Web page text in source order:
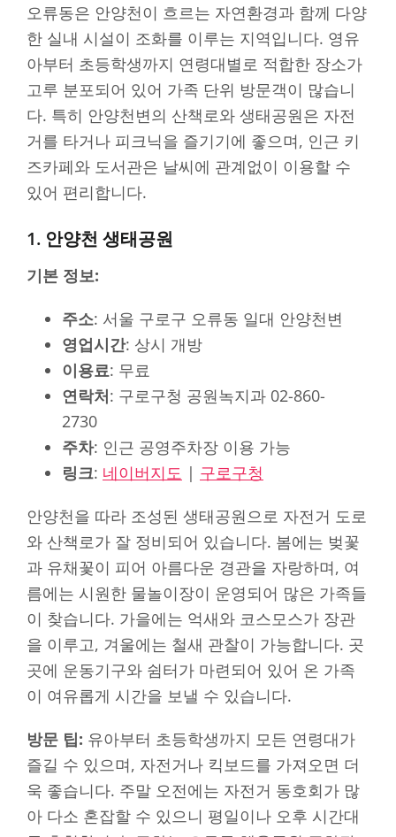
오류동은 안양천이 흐르는 자연환경과 함께 다양
한 실내 시설이 조화를 이루는 지역입니다. 영유
아부터 초등학생까지 연령대별로 적합한 장소가
고루 분포되어 있어 가족 단위 방문객이 많습니
다. 특히 안양천변의 산책로와 생태공원은 자전
거를 타거나 피크닉을 즐기기에 좋으며, 인근 키
즈카페와 도서관은 날씨에 관계없이 이용할 수
있어 편리합니다.
1. 안양천 생태공원
기본 정보:
주소: 서울 구로구 오류동 일대 안양천변
영업시간: 상시 개방
이용료: 무료
연락처: 구로구청 공원녹지과 02-860-
2730
주차: 인근 공영주차장 이용 가능
링크: 네이버지도 | 구로구청
안양천을 따라 조성된 생태공원으로 자전거 도로
와 산책로가 잘 정비되어 있습니다. 봄에는 벚꽃
과 유채꽃이 피어 아름다운 경관을 자랑하며, 여
름에는 시원한 물놀이장이 운영되어 많은 가족들
이 찾습니다. 가을에는 억새와 코스모스가 장관
을 이루고, 겨울에는 철새 관찰이 가능합니다. 곳
곳에 운동기구와 쉼터가 마련되어 있어 온 가족
이 여유롭게 시간을 보낼 수 있습니다.
방문 팁: 유아부터 초등학생까지 모든 연령대가
즐길 수 있으며, 자전거나 킥보드를 가져오면 더
욱 좋습니다. 주말 오전에는 자전거 동호회가 많
아 다소 혼잡할 수 있으니 평일이나 오후 시간대